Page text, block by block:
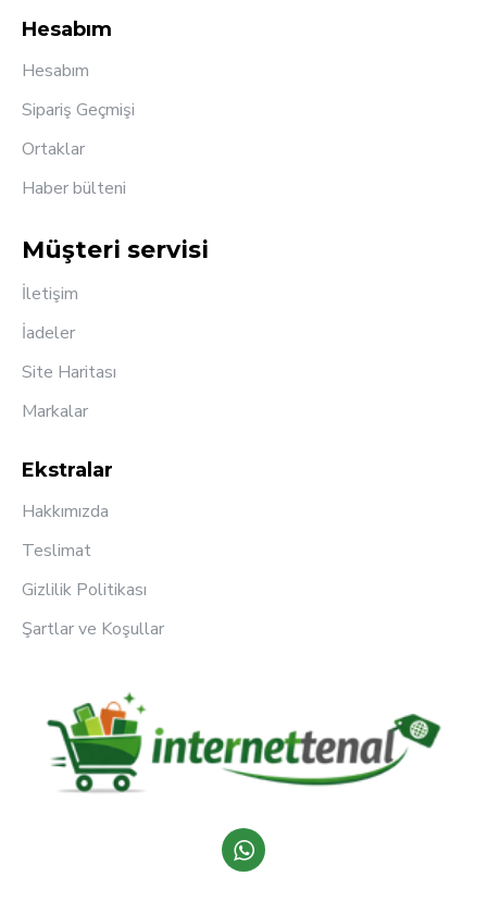
Hesabım
Hesabım
Sipariş Geçmişi
Ortaklar
Haber bülteni
Müşteri servisi
İletişim
İadeler
Site Haritası
Markalar
Ekstralar
Hakkımızda
Teslimat
Gizlilik Politikası
Şartlar ve Koşullar